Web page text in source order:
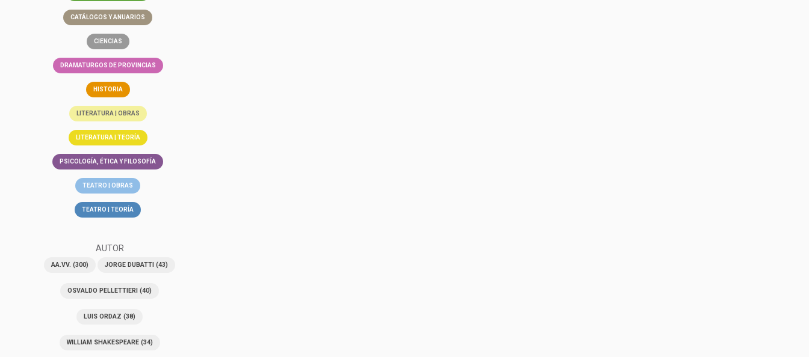
CATÁLOGOS Y ANUARIOS
CIENCIAS
DRAMATURGOS DE PROVINCIAS
HISTORIA
LITERATURA | OBRAS
LITERATURA | TEORÍA
PSICOLOGÍA, ÉTICA Y FILOSOFÍA
TEATRO | OBRAS
TEATRO | TEORÍA
AUTOR
AA.VV. (300) JORGE DUBATTI (43)
OSVALDO PELLETTIERI (40)
LUIS ORDAZ (38)
WILLIAM SHAKESPEARE(34)